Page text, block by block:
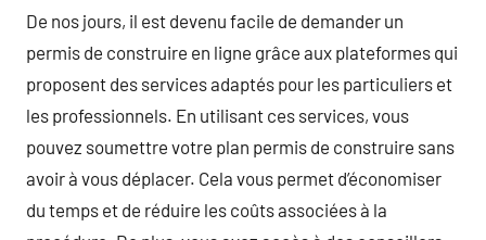
De nos jours, il est devenu facile de demander un
permis de construire en ligne grâce aux plateformes qui
proposent des services adaptés pour les particuliers et
les professionnels. En utilisant ces services, vous
pouvez soumettre votre plan permis de construire sans
avoir à vous déplacer. Cela vous permet d’économiser
du temps et de réduire les coûts associées à la